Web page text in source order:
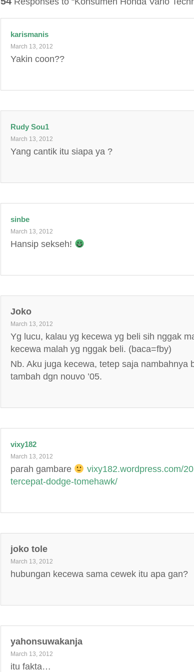
karismanis
March 13, 2012
Yakin coon??
Rudy Sou1
March 13, 2012
Yang cantik itu siapa ya ?
sinbe
March 13, 2012
Hansip sekseh!
Joko
March 13, 2012
Yg lucu, kalau yg kecewa yg beli sih nggak
kecewa malah yg nggak beli. (baca=fby)
Nb. Aku juga kecewa, tetep saja nambahnya
tambah dgn nouvo ’05.
vixy182
March 13, 2012
parah gambare
vixy182.wordpress.com/
tercepat-dodge-tomehawk/
joko tole
March 13, 2012
hubungan kecewa sama cewek itu apa gan?
yahonsuwakanja
March 13, 2012
itu fakta…